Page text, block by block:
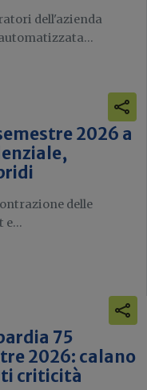
dell'azienda
2026 a
delle
e...
75
2026: calano
criticità